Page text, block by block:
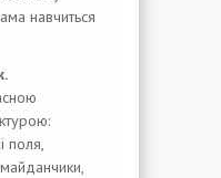
навчиться
поля,